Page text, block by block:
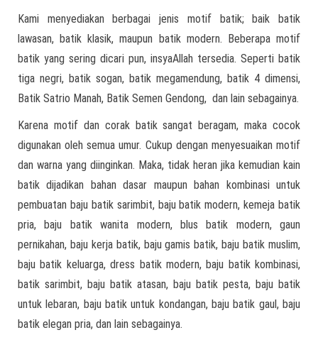
Kami menyediakan berbagai jenis motif batik; baik batik
lawasan, batik klasik, maupun batik modern. Beberapa motif
batik yang sering dicari pun, insyaAllah tersedia. Seperti batik
tiga negri, batik sogan, batik megamendung, batik 4 dimensi,
Batik Satrio Manah, Batik Semen Gendong, dan lain sebagainya.
Karena motif dan corak batik sangat beragam, maka cocok
digunakan oleh semua umur. Cukup dengan menyesuaikan motif
dan warna yang diinginkan. Maka, tidak heran jika kemudian kain
batik dijadikan bahan dasar maupun bahan kombinasi untuk
pembuatan baju batik sarimbit, baju batik modern, kemeja batik
pria, baju batik wanita modern, blus batik modern, gaun
pernikahan, baju kerja batik, baju gamis batik, baju batik muslim,
baju batik keluarga, dress batik modern, baju batik kombinasi,
batik sarimbit, baju batik atasan, baju batik pesta, baju batik
untuk lebaran, baju batik untuk kondangan, baju batik gaul, baju
batik elegan pria, dan lain sebagainya.